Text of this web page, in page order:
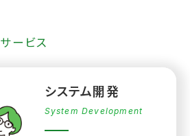
サービス
システム開発
System Development